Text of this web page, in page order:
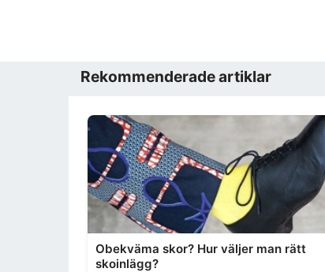
Rekommenderade artiklar
Obekväma skor? Hur väljer man rätt
skoinlägg?